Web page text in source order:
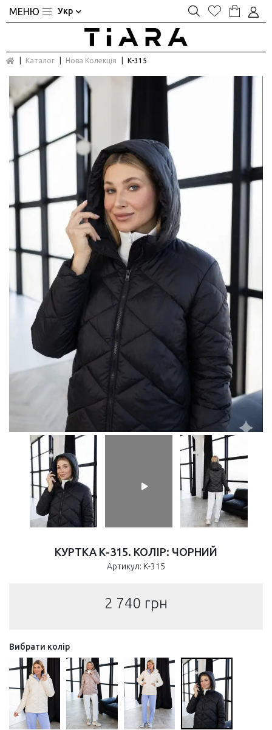
Укр
Каталог Нова Колекція К-315
КУРТКА К-315. КОЛІР: ЧОРНИЙ
Артикул: К-315
2 740 грн
Вибрати колір